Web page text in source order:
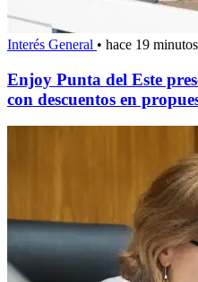
Interés General • hace 19 minutos
Enjoy Punta del Este
con descuentos en